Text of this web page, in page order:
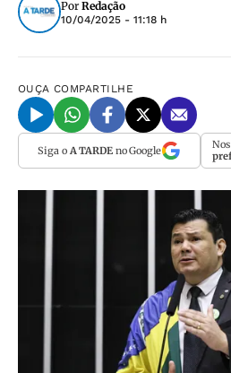
Por Redação
10/04/2025 - 11:18 h
OUÇA COMPARTILHE
Siga o A TARDEno Google